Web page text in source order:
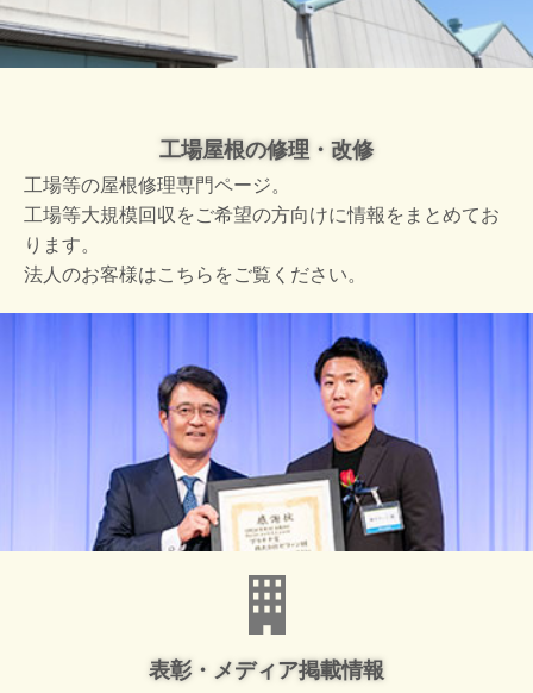
工場屋根の修理・改修
工場等の屋根修理専門ページ。
工場等大規模回収をご希望の方向けに情報をまとめてお
ります。
法人のお客様はこちらをご覧ください。
表彰・メディア掲載情報